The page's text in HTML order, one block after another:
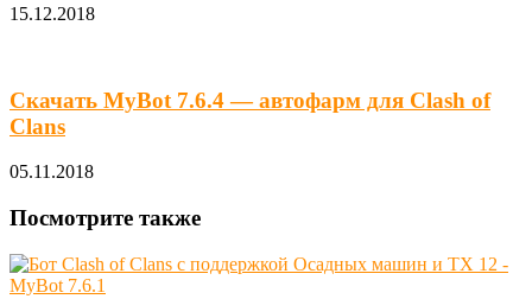
15.12.2018
Скачать MyBot 7.6.4 — автофарм для Clash of
Clans
05.11.2018
Посмотрите также